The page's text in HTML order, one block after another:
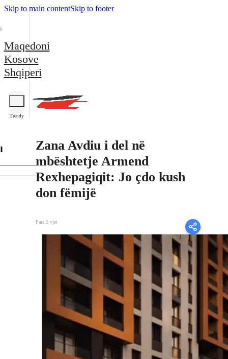
Skip to main contentSkip to footer
Maqedoni
Kosove
Shqiperi
Trendy
Zana Avdiu i del në
mbështetje Armend
Rexhepagiqit: Jo çdo kush
don fëmijë
Para 2 vjet